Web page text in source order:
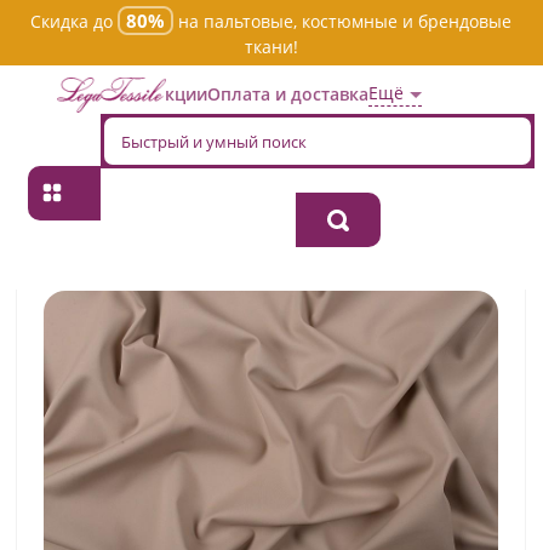
Скидка до 80%
на пальтовые, костюмные и брендовые
ткани!
АкцииОплата и доставкаЕщё
Главная
Ткань хлопок костюмная